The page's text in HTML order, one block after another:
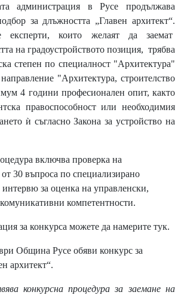
в Русе продължава
за длъжността „Главен архитект“.
експерти, които желаят да заемат
на градоустройството позиция, трябва
степен по специалност "Архитектура"
"Архитектура, строителство
4 години професионален опит, както
правоспособност или необходимия
ѝ съгласно Закона за устройство на
включва проверка на
от 30 въпроса по специализирано
интервю за оценка на управленски,
компетентности.
за конкурса можете да намерите тук.
Община Русе обяви конкурс за
архитект“.
конкурсна процедура за заемане на